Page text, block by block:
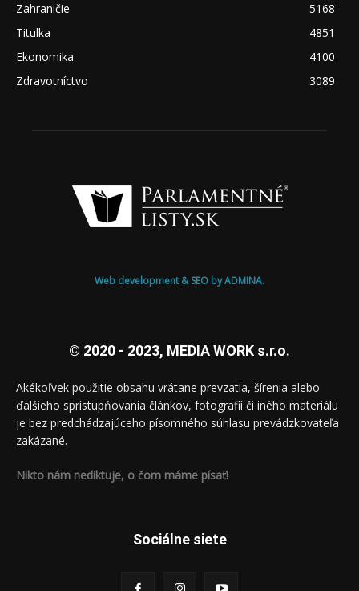
Zahraničie
5168
Titulka
4851
Ekonomika
4100
Zdravotníctvo
3089
Web development & SEO by ADMINA.
© 2020 - 2023, MEDIA WORK s.r.o.
Akékoľvek použitie obsahu vrátane prevzatia, šírenia alebo
ďalšieho sprístupňovania článkov, fotografií či iného materiálu
je bez predchádzajúceho písomného súhlasu prevádzkovateľa
zakázané.
Nikto nám nediktuje, o čom máme písať!
Sociálne siete